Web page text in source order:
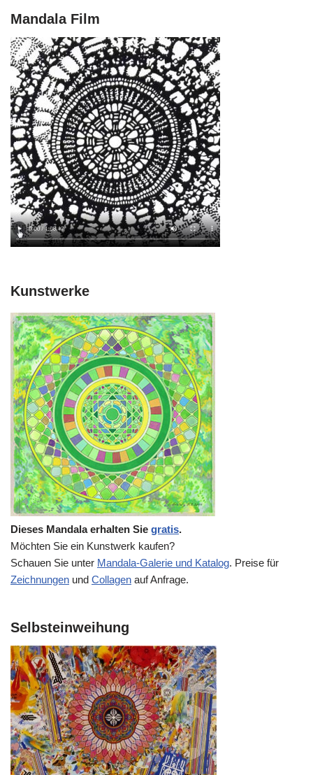
Mandala Film
Kunstwerke
Dieses Mandala erhalten Sie gratis.
Möchten Sie ein Kunstwerk kaufen?
Schauen Sie unter Mandala-Galerie und Katalog. Preise für
Zeichnungen und Collagen auf Anfrage.
Selbsteinweihung